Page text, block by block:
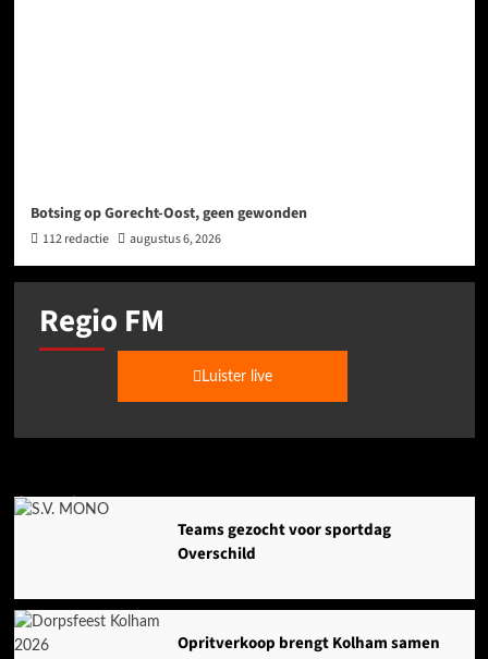
Botsing op Gorecht-Oost, geen gewonden
112 redactie augustus 6, 2026
Regio FM
Luister live
Agenda
Teams gezocht voor sportdag
Overschild
Opritverkoop brengt Kolham samen